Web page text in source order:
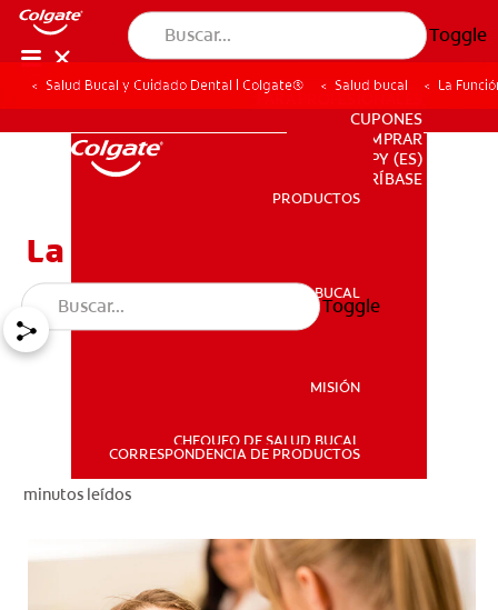
Toggle
PRODUCTOS
SALUD BUCAL
CORRESPONDENCIA DE PRODUCTOS
PARA PROFESIONALES
CUPONES
DONDE COMPRAR
PY (ES)
SUSCRÍBASE
PRODUCTOS
SALUD BUCAL
MISIÓN
CHEQUEO DE SALUD BUCAL
CORRESPONDENCIA DE PRODUCTOS
Toggle
Salud Bucal y Cuidado Dental | Colgate® Salud bucal La
La Función De La Úvula
minutos leídos